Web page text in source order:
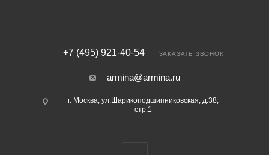
+7 (495) 921-40-54 ЗАКАЗАТЬ ЗВОНОК
armina@armina.ru
г. Москва, ул.Шарикоподшипниковская, д.38,
стр.1